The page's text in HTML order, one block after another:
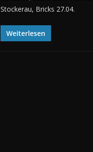
Stockerau, Bricks 27.04.
Weiterlesen